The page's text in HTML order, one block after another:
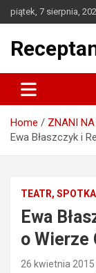
Skip
to
piątek, 7 sierpnia,
Home
ZNANI NA
Ewa Błaszczyk i
TEATR,
Ewa
o Wierze
26 kwietnia 2015